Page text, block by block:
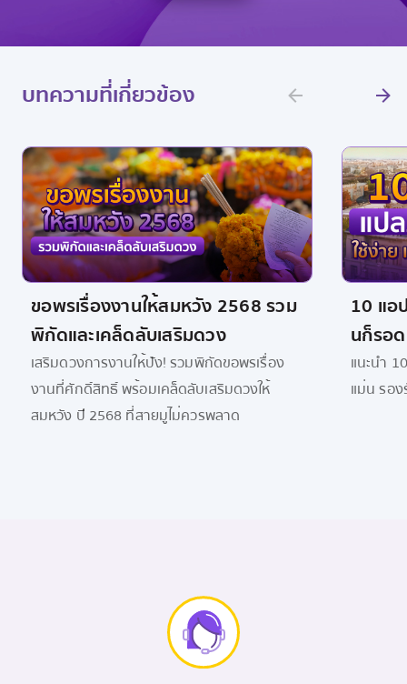
บทความที่เกี่ยวข้อง
ขอพรเรื่องงานให้สมหวัง 2568 รวม
พิกัดและเคล็ดลับเสริมดวง
เสริมดวงการงานให้ปัง! รวมพิกัดขอพรเรื่อง
งานที่ศักดิ์สิทธิ์ พร้อมเคล็ดลับเสริมดวงให้
สมหวัง ปี 2568 ที่สายมูไม่ควรพลาด
10 แอ
นก็รอด
แนะนำ
แม่น รอ